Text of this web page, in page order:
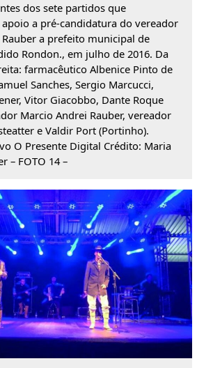
dos sete partidos que
a pré-candidatura do vereador
a prefeito municipal de
Rondon., em julho de 2016. Da
farmacêutico Albenice Pinto de
Sanches, Sergio Marcucci,
Vitor Giacobbo, Dante Roque
Marcio Andrei Rauber, vereador
e Valdir Port (Portinho).
O Presente Digital Crédito: Maria
– FOTO 14 –